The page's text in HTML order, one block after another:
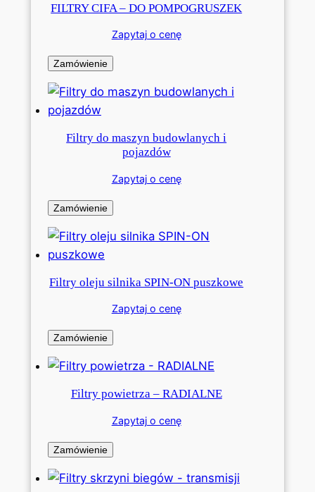
FILTRY CIFA – DO POMPOGRUSZEK
Zapytaj o cenę
Zamówienie
Filtry do maszyn budowlanych i
pojazdów
Zapytaj o cenę
Zamówienie
Filtry oleju silnika SPIN-ON puszkowe
Zapytaj o cenę
Zamówienie
Filtry powietrza – RADIALNE
Zapytaj o cenę
Zamówienie